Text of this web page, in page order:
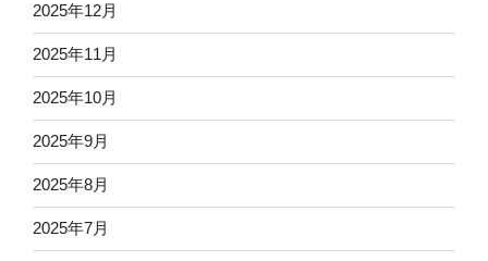
2025年12月
2025年11月
2025年10月
2025年9月
2025年8月
2025年7月